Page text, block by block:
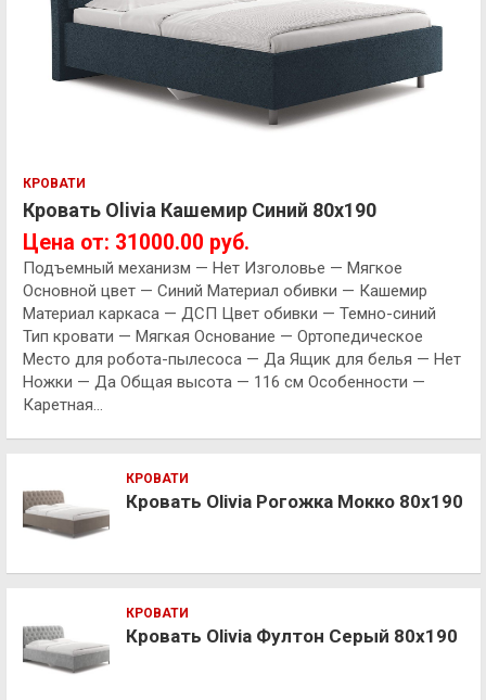
КРОВАТИ
Кровать Olivia Кашемир Синий 80х190
Цена от: 31000.00 руб.
Подъемный механизм — Нет Изголовье — Мягкое
Основной цвет — Синий Материал обивки — Кашемир
Материал каркаса — ДСП Цвет обивки — Темно-синий
Тип кровати — Мягкая Основание — Ортопедическое
Место для робота-пылесоса — Да Ящик для белья — Нет
Ножки — Да Общая высота — 116 см Особенности —
Каретная…
КРОВАТИ
Кровать Olivia Рогожка Мокко 80х190
КРОВАТИ
Кровать Olivia Фултон Серый 80х190